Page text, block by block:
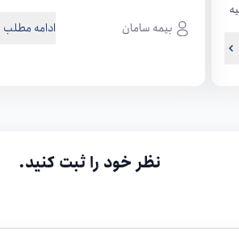
بیمه سامان
ادامه مطلب
نظر خود را ثبت کنید.